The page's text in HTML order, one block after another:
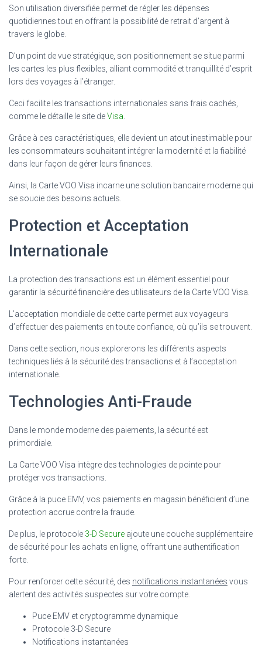
Son utilisation diversifiée permet de régler les dépenses
quotidiennes tout en offrant la possibilité de retrait d’argent à
travers le globe.
D’un point de vue stratégique, son positionnement se situe parmi
les cartes les plus flexibles, alliant commodité et tranquillité d’esprit
lors des voyages à l’étranger.
Ceci facilite les transactions internationales sans frais cachés,
comme le détaille le site deVisa
Grâce à ces caractéristiques, elle devient un atout inestimable pour
les consommateurs souhaitant intégrer la modernité et la fiabilité
dans leur façon de gérer leurs finances.
Ainsi, la Carte VOO Visa incarne une solution bancaire moderne qui
se soucie des besoins actuels.
Protection et Acceptation
Internationale
La protection des transactions est un élément essentiel pour
garantir la sécurité financière des utilisateurs de la Carte VOO Visa.
L’acceptation mondiale de cette carte permet aux voyageurs
d’effectuer des paiements en toute confiance, où qu’ils se trouvent.
Dans cette section, nous explorerons les différents aspects
techniques liés à la sécurité des transactions et à l’acceptation
internationale.
Technologies Anti-Fraude
Dans le monde moderne des paiements, la sécurité est
primordiale.
La Carte VOO Visa intègre des technologies de pointe pour
protéger vos transactions.
Grâce à la puce EMV, vos paiements en magasin bénéficient d’une
protection accrue contre la fraude.
De plus, le protocole 3-D Secure ajoute une couche supplémentaire
de sécurité pour les achats en ligne, offrant une authentification
forte.
Pour renforcer cette sécurité, des notifications instantanées vous
alertent des activités suspectes sur votre compte.
Puce EMV et cryptogramme dynamique
Protocole 3-D Secure
Notifications instantanées